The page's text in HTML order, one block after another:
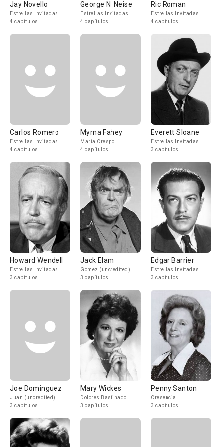
Jay Novello
Estrellas Invitadas
4 capítulos
George N. Neise
Estrellas Invitadas
4 capítulos
Ric Roman
Estrellas Invitadas
4 capítulos
Carlos Romero
Estrellas Invitadas
4 capítulos
Myrna Fahey
Maria Crespo
4 capítulos
Everett Sloane
Estrellas Invitadas
3 capítulos
Howard Wendell
Estrellas Invitadas
3 capítulos
Jack Elam
Gomez (uncredited)
3 capítulos
Edgar Barrier
Estrellas Invitadas
3 capítulos
Joe Dominguez
Juan (uncredited)
3 capítulos
Mary Wickes
Dolores Bastinado
3 capítulos
Penny Santon
Cresencia
3 capítulos